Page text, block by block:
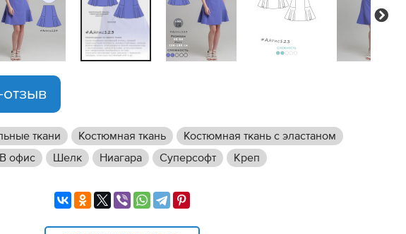
Next
ткани Костюмная ткань
Костюмная ткань с эластаном
В офис Шелк Ниагара Суперсофт Креп